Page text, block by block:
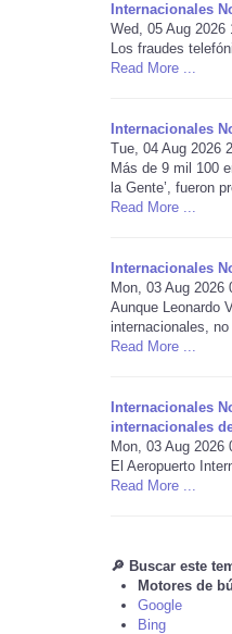
Internacionales
Wed, 05 Aug 2026
Los fraudes
Read More ...
Internacionales
Tue, 04 Aug 2026
Más de 9 mil 100
la Gente’, fueron
Read More ...
Internacionales
Mon, 03 Aug 2026
Aunque Leonardo
internacionales, no
Read More ...
Internacionales
internacionales
Mon, 03 Aug 2026
El Aeropuerto
Read More ...
🔎 Buscar este
Motores de
Google
Bing